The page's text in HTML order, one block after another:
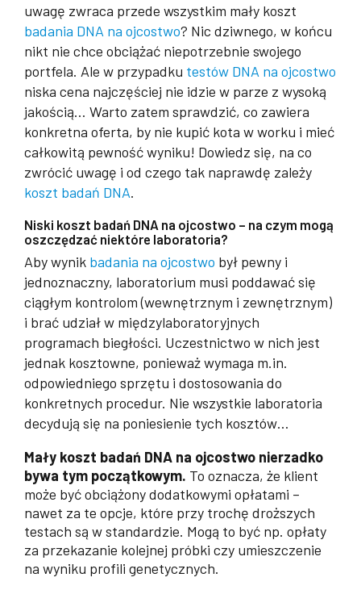
uwagę zwraca przede wszystkim mały koszt
badania DNA na ojcostwo? Nic dziwnego, w końcu
nikt nie chce obciążać niepotrzebnie swojego
portfela. Ale w przypadku testów DNA na ojcostwo
niska cena najczęściej nie idzie w parze z wysoką
jakością… Warto zatem sprawdzić, co zawiera
konkretna oferta, by nie kupić kota w worku i mieć
całkowitą pewność wyniku! Dowiedz się, na co
zwrócić uwagę i od czego tak naprawdę zależy
koszt badań DNA.
Niski koszt badań DNA na ojcostwo – na czym mogą
oszczędzać niektóre laboratoria?
Aby wynik badania na ojcostwo był pewny i
jednoznaczny, laboratorium musi poddawać się
ciągłym kontrolom (wewnętrznym i zewnętrznym)
i brać udział w międzylaboratoryjnych
programach biegłości. Uczestnictwo w nich jest
jednak kosztowne, ponieważ wymaga m.in.
odpowiedniego sprzętu i dostosowania do
konkretnych procedur. Nie wszystkie laboratoria
decydują się na poniesienie tych kosztów…
Mały koszt badań DNA na ojcostwo nierzadko
bywa tym początkowym. To oznacza, że klient
może być obciążony dodatkowymi opłatami –
nawet za te opcje, które przy trochę droższych
testach są w standardzie. Mogą to być np. opłaty
za przekazanie kolejnej próbki czy umieszczenie
na wyniku profili genetycznych.